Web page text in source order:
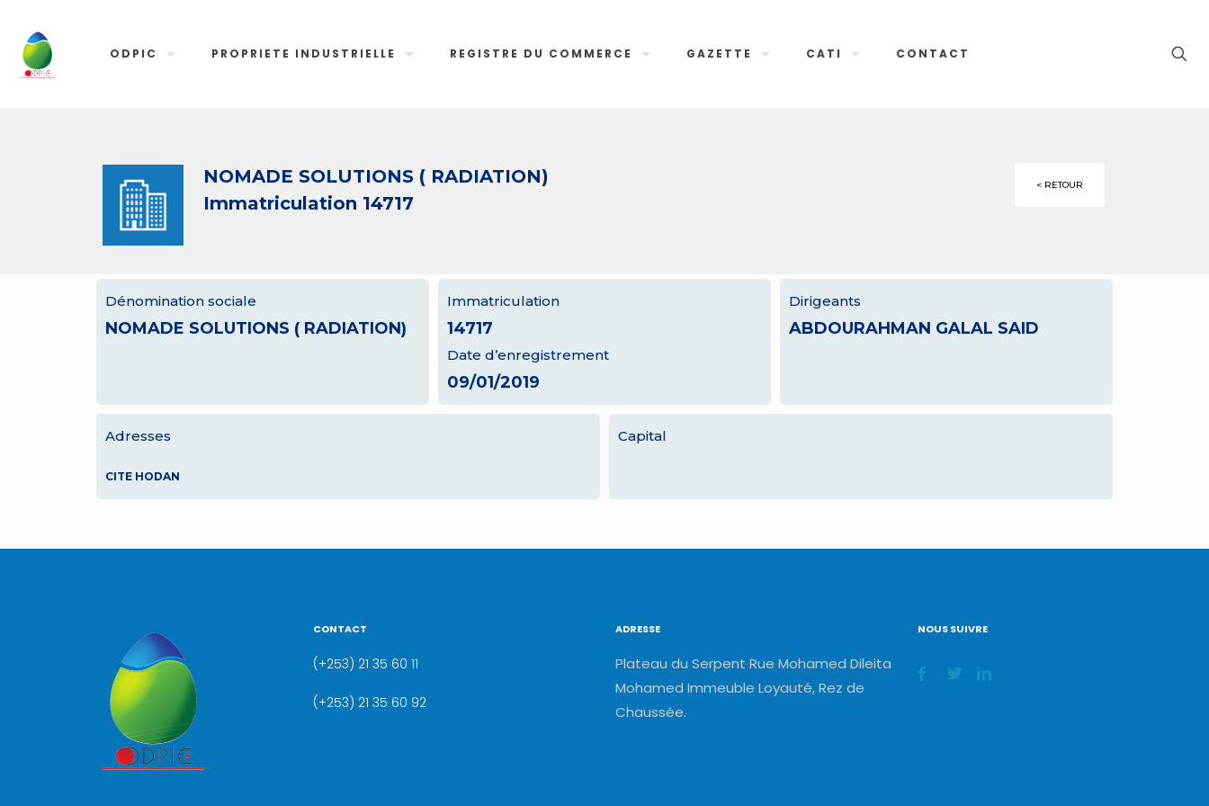
ODPIC PROPRIETE INDUSTRIELLE REGISTRE DU COMMERCE GAZETTE CATI CONTACT
NOMADE SOLUTIONS ( RADIATION)
Immatriculation 14717
< RETOUR
Dénomination sociale
NOMADE SOLUTIONS ( RADIATION)
Immatriculation
14717
Date d’enregistrement
09/01/2019
Dirigeants
ABDOURAHMAN GALAL SAID
Adresses
CITE HODAN
Capital
CONTACT
(+253) 21 35 60 11
(+253) 21 35 60 92
ADRESSE
Plateau du Serpent Rue Mohamed Dileita
Mohamed Immeuble Loyauté, Rez de
Chaussée.
NOUS SUIVRE